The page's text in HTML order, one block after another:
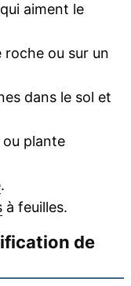
aiment le
ou sur un
dans le sol et
plante
.
à feuilles.
de